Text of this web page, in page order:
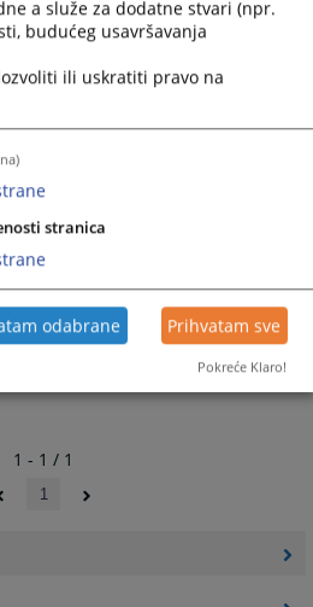
PREGLEDA
1 - 1 / 1
1
a služe za dodatne stvari (npr.
budućeg usavršavanja
ili uskratiti pravo na
stranica
odabrane Prihvatam sve
Pokreće Klaro!